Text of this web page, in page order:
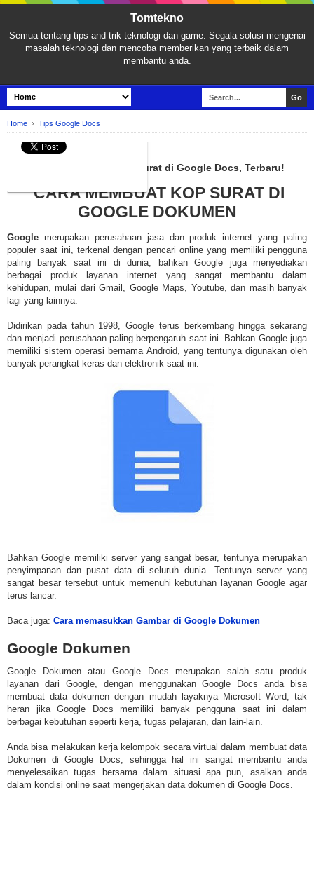
Tomtekno
Semua tentang tips and trik teknologi dan game. Segala solusi mengenai
masalah teknologi dan mencoba memberikan yang terbaik dalam
membantu anda.
Home › Tips Google Docs
TIPS GOOGLE DOCS
Cara Mudah Membuat Kop Surat di Google Docs, Terbaru!
CARA MEMBUAT KOP SURAT DI
GOOGLE DOKUMEN
Google merupakan perusahaan jasa dan produk internet yang paling
populer saat ini, terkenal dengan pencari online yang memiliki pengguna
paling banyak saat ini di dunia, bahkan Google juga menyediakan
berbagai produk layanan internet yang sangat membantu dalam
kehidupan, mulai dari Gmail, Google Maps, Youtube, dan masih banyak
lagi yang lainnya.
Didirikan pada tahun 1998, Google terus berkembang hingga sekarang
dan menjadi perusahaan paling berpengaruh saat ini. Bahkan Google juga
memiliki sistem operasi bernama Android, yang tentunya digunakan oleh
banyak perangkat keras dan elektronik saat ini.
Bahkan Google memiliki server yang sangat besar, tentunya merupakan
penyimpanan dan pusat data di seluruh dunia. Tentunya server yang
sangat besar tersebut untuk memenuhi kebutuhan layanan Google agar
terus lancar.
Baca juga: Cara memasukkan Gambar di Google Dokumen
Google Dokumen
Google Dokumen atau Google Docs merupakan salah satu produk
layanan dari Google, dengan menggunakan Google Docs anda bisa
membuat data dokumen dengan mudah layaknya Microsoft Word, tak
heran jika Google Docs memiliki banyak pengguna saat ini dalam
berbagai kebutuhan seperti kerja, tugas pelajaran, dan lain-lain.
Anda bisa melakukan kerja kelompok secara virtual dalam membuat data
Dokumen di Google Docs, sehingga hal ini sangat membantu anda
menyelesaikan tugas bersama dalam situasi apa pun, asalkan anda
dalam kondisi online saat mengerjakan data dokumen di Google Docs.